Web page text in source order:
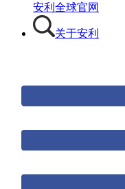
安利全球官网
关于安利